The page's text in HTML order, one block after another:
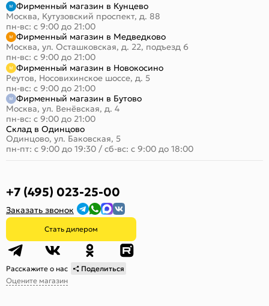
Фирменный магазин в Кунцево
Москва, Кутузовский проспект, д. 88
пн-вс: с 9:00 до 21:00
Фирменный магазин в Медведково
Москва, ул. Осташковская, д. 22, подъезд 6
пн-вс: с 9:00 до 21:00
Фирменный магазин в Новокосино
Реутов, Носовихинское шоссе, д. 5
пн-вс: с 9:00 до 21:00
Фирменный магазин в Бутово
Москва, ул. Венёвская, д. 4
пн-вс: с 9:00 до 21:00
Склад в Одинцово
Одинцово, ул. Баковская, 5
пн-пт: с 9:00 до 19:30 / сб-вс: с 9:00 до 18:00
+7 (495) 023-25-00
Заказать звонок
Стать дилером
Расскажите о нас
Поделиться
Оцените магазин